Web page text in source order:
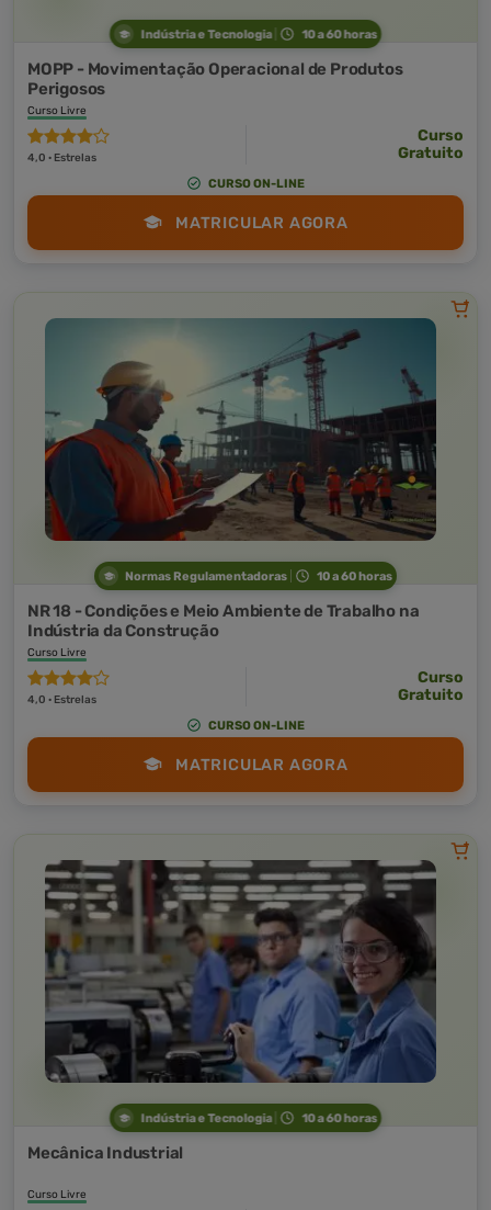
Indústria e Tecnologia 10 a 60 horas
MOPP - Movimentação Operacional de Produtos
Perigosos
Curso Livre
4,0 · Estrelas
Curso
Gratuito
CURSO ON-LINE
MATRICULAR AGORA
Normas Regulamentadoras 10 a 60 horas
NR 18 - Condições e Meio Ambiente de Trabalho na
Indústria da Construção
Curso Livre
4,0 · Estrelas
Curso
Gratuito
CURSO ON-LINE
MATRICULAR AGORA
Indústria e Tecnologia 10 a 60 horas
Mecânica Industrial
Curso Livre